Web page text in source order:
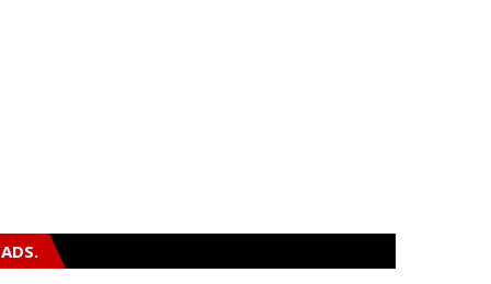
ADS.